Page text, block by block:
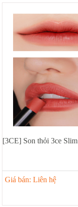
Sữa rửa mặt |
Nước hoa hồng |
Sản phẩm trang
Kit | Samples các
Cushion | BB
Giảm cân | Tăng
Sp chăm sóc da
[3CE] Son thỏi 3ce
Giá bán: Liên hệ